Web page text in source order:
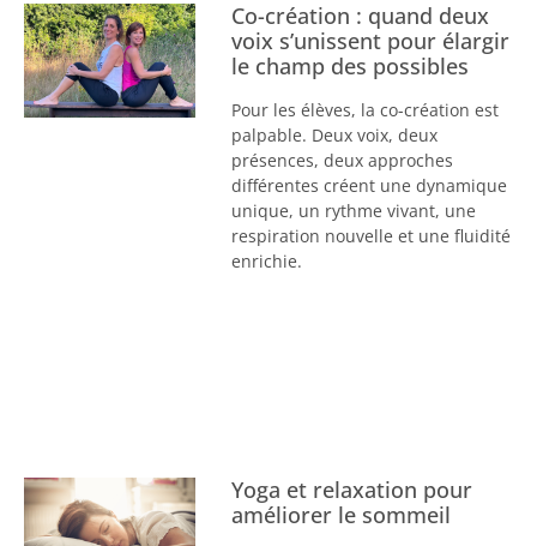
Co-création : quand deux
voix s’unissent pour élargir
le champ des possibles
Pour les élèves, la co-création est
palpable. Deux voix, deux
présences, deux approches
différentes créent une dynamique
unique, un rythme vivant, une
respiration nouvelle et une fluidité
enrichie.
Yoga et relaxation pour
améliorer le sommeil